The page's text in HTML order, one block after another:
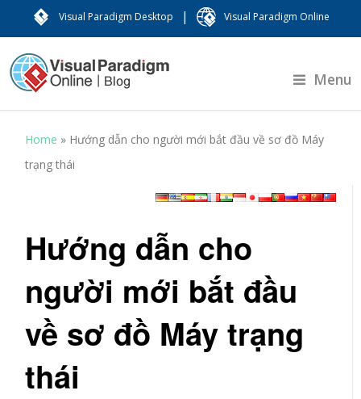
Visual Paradigm Desktop | Visual Paradigm Online
Menu
Home » Hướng dẫn cho người mới bắt đầu về sơ đồ Máy
trạng thái
Hướng dẫn cho
người mới bắt đầu
về sơ đồ Máy trạng
thái